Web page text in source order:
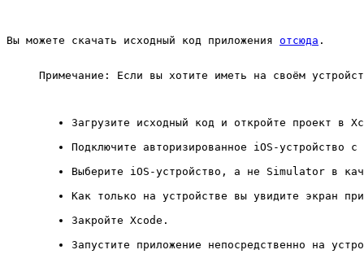
Вы можете скачать исходный код приложения отсюда .
Примечание: Если вы хотите иметь на своём
Загрузите исходный код и откройте проект в
Подключите авторизированное iOS-
Выберите iOS-устройство, а не Simulator в
Как только на устройстве вы увидите экран
Закройте Xcode.
Запустите приложение непосредственно на